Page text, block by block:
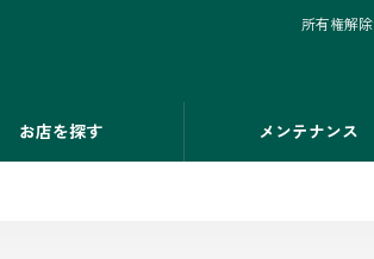
お店を探す メンテナンス
所有権解除